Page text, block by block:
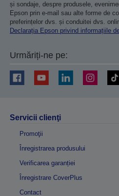
și sondaje, despre produsele,
Epson prin e-mail sau alte forme de
preferințelor dvs. și conduitei dvs.
Declarația Epson privind informațiile
Urmăriți-ne pe:
Servicii clienţi
Promoţii
Înregistrarea produsului
Verificarea garanției
Înregistrare CoverPlus
Contact